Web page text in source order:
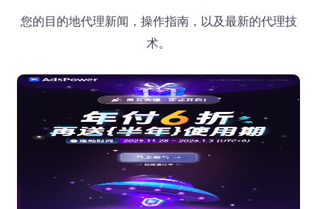
您的目的地代理新闻，操作指南，以及最新的代理技
术。